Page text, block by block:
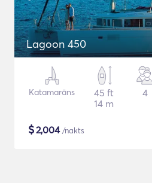
Lagoon 450
Katamarāns
45 ft
14 m
4
$2,004/nakts